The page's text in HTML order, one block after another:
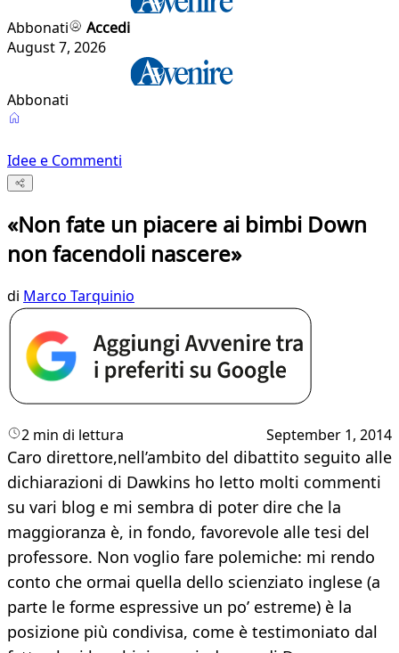
Abbonati
Accedi
August 7, 2026
Abbonati
Idee e Commenti
«Non fate un piacere ai bimbi Down
non facendoli nascere»
di Marco Tarquinio
2 min di lettura September 1, 2014
Caro direttore,nell’ambito del dibattito seguito alle
dichiarazioni di Dawkins ho letto molti commenti
su vari blog e mi sembra di poter dire che la
maggioranza è, in fondo, favorevole alle tesi del
professore. Non voglio fare polemiche: mi rendo
conto che ormai quella dello scienziato inglese (a
parte le forme espressive un po’ estreme) è la
posizione più condivisa, come è testimoniato dal